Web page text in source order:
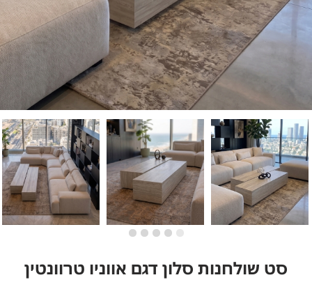
סט שולחנות סלון דגם אווניו טרוונטין